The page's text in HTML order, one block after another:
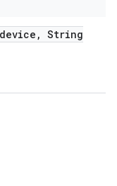
device , String